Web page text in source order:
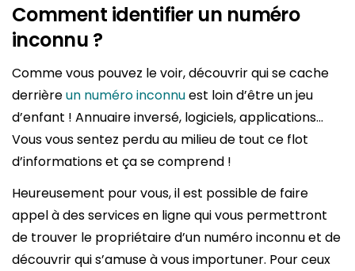
Comment identifier un numéro
inconnu ?
Comme vous pouvez le voir, découvrir qui se cache
derrièreun numéro inconnuest loin d’être un jeu
d’enfant ! Annuaire inversé, logiciels, applications…
Vous vous sentez perdu au milieu de tout ce flot
d’informations et ça se comprend !
Heureusement pour vous, il est possible de faire
appel à des services en ligne qui vous permettront
de trouver le propriétaire d’un numéro inconnu et de
découvrir qui s’amuse à vous importuner. Pour ceux